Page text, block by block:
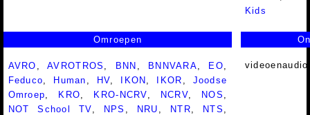
Kids
Omroepen
AVRO ,AVROTROS BNN BNNVARA EO
Feduco
Human HV IKON IKOR
Joodse
Omroep
KRO KRO-NCRV NCRV NOS
NOT School TV
NPS NRU NTR NTS